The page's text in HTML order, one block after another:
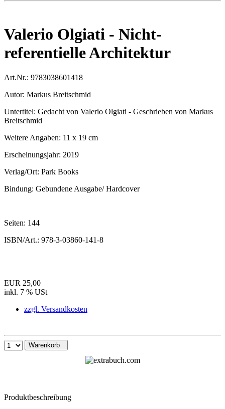
Valerio Olgiati - Nicht-
referentielle Architektur
Art.Nr.: 9783038601418
Autor: Markus Breitschmid
Untertitel: Gedacht von Valerio Olgiati - Geschrieben von Markus
Breitschmid
Weitere Angaben: 11 x 19 cm
Erscheinungsjahr: 2019
Verlag/Ort: Park Books
Bindung: Gebundene Ausgabe/ Hardcover
Seiten: 144
ISBN/Art.: 978-3-03860-141-8
EUR 25,00
inkl. 7 % USt
zzgl. Versandkosten
Warenkorb
Produktbeschreibung